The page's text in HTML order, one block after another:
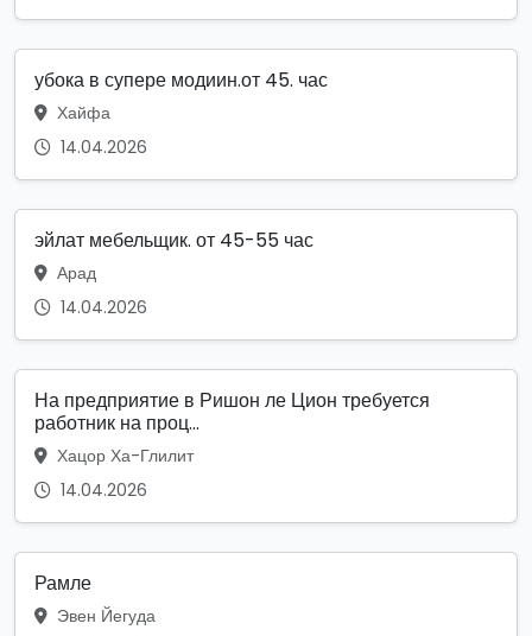
убока в супере модиин.от 45. час
Хайфа
14.04.2026
эйлат мебельщик. от 45-55 час
Арад
14.04.2026
На предприятие в Ришон ле Цион требуется
работник на проц...
Хацор Ха-Глилит
14.04.2026
Рамле
Эвен Йегуда